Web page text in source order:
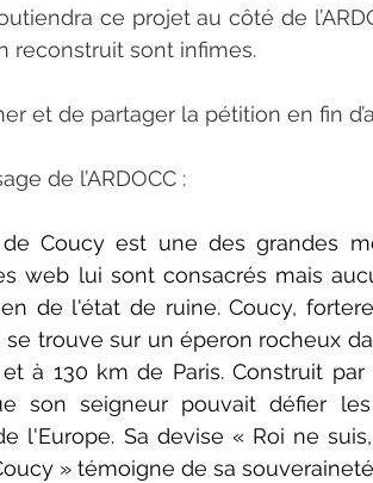
ce projet au côté de
reconstruit sont infimes.
et de partager la pétition en fin
de l’ARDOCC :
Coucy est une des grandes
web lui sont consacrés mais
de l'état de ruine. Coucy,
se trouve sur un éperon rocheux
à 130 km de Paris. Construit
son seigneur pouvait défier
l'Europe. Sa devise « Roi ne
» témoigne de sa